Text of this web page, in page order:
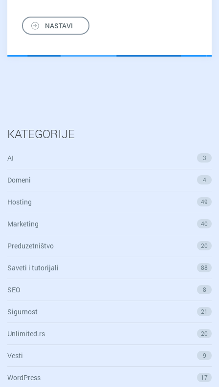
interneta?
NASTAVI
KATEGORIJE
AI 3
Domeni 4
Hosting 49
Marketing 40
Preduzetništvo 20
Saveti i tutorijali 88
SEO 8
Sigurnost 21
Unlimited.rs 20
Vesti 9
WordPress 17